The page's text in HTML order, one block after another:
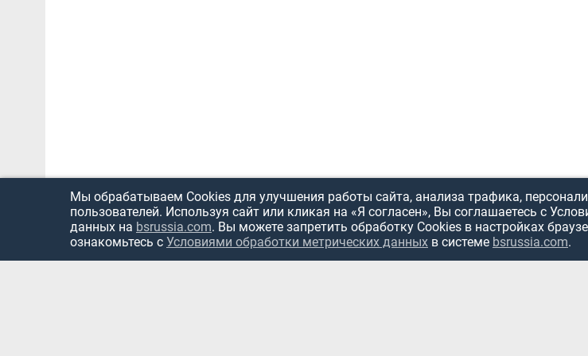
Мы обрабатываем Cookies для улучшения работы сайта, анализа трафика,
пользователей. Используя сайт или кликая на «Я согласен», Вы соглашаетесь с
данных на bsrussia.com. Вы можете запретить обработку Cookies в настройках
ознакомьтесь с Условиями обработки метрических данных в системе bsrussia.com.